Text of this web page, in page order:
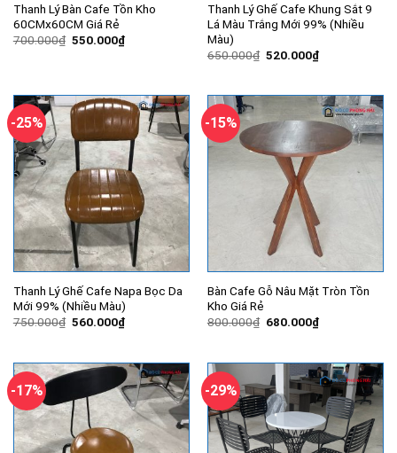
Thanh Lý Bàn Cafe Tồn Kho
60CMx60CM Giá Rẻ
700.000₫ Giá
550.000₫Giá
hiện
Thanh Lý Ghế Cafe Khung Sắt 9
Lá Màu Trắng Mới 99% (Nhiều
Màu)
650.000₫ Giá
520.000₫Giá
hiện
520.000₫.
-25%
Thanh Lý Ghế Cafe Napa Bọc Da
Mới 99% (Nhiều Màu)
750.000₫ Giá
560.000₫Giá
hiện
560.000₫.
-15%
Bàn Cafe Gỗ Nâu Mặt Tròn Tồn
Kho Giá Rẻ
800.000₫ Giá
680.000₫Giá
hiện
680.000₫.
-17% -29%